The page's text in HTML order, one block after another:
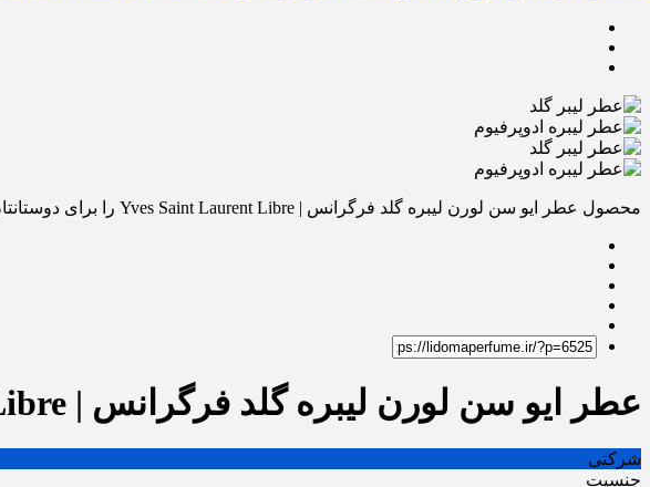
محصول عطر ایو سن لورن لیبره گلد فرگرانس | Yves Saint Laurent Libre را برای دوستانتان از روشهای زیر ارسال کنید
عطر ایو سن لورن لیبره گلد فرگرانس | Yves Saint Laurent Libre
شرکتی
جنسیت